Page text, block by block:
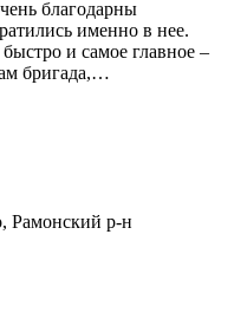
благодарны
именно в нее.
и самое главное –
бригада,…
Рамонский р-н